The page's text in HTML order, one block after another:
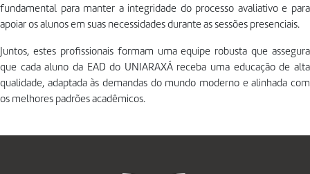
fundamental para manter a integridade do processo avaliativo e para
apoiar os alunos em suas necessidades durante as sessões presenciais.
Juntos, estes profissionais formam uma equipe robusta que assegura
que cada aluno da EAD do UNIARAXÁ receba uma educação de alta
qualidade, adaptada às demandas do mundo moderno e alinhada com
os melhores padrões acadêmicos.